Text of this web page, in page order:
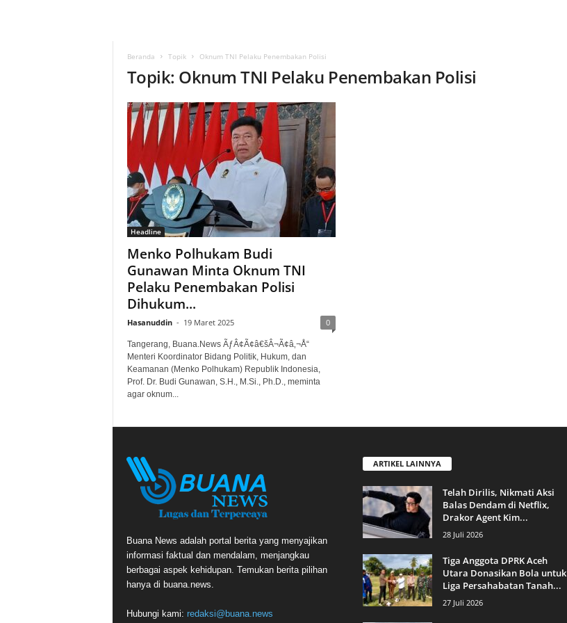
Beranda Topik Oknum TNI Pelaku Penembakan Polisi
Topik: Oknum TNI Pelaku Penembakan Polisi
Headline
Menko Polhukam Budi
Gunawan Minta Oknum TNI
Pelaku Penembakan Polisi
Dihukum...
Hasanuddin - 19 Maret 2025 0
Tangerang, Buana.News ÃƒÂ¢Ã¢â€šÂ¬Ã¢â‚¬Å“
Menteri Koordinator Bidang Politik, Hukum, dan
Keamanan (Menko Polhukam) Republik Indonesia,
Prof. Dr. Budi Gunawan, S.H., M.Si., Ph.D., meminta
agar oknum...
Buana News adalah portal berita yang menyajikan
informasi faktual dan mendalam, menjangkau
berbagai aspek kehidupan. Temukan berita pilihan
hanya di buana.news.
Hubungi kami: redaksi@buana.news
ARTIKEL LAINNYA
Telah Dirilis, Nikmati Aksi
Balas Dendam di Netflix,
Drakor Agent Kim...
28 Juli 2026
Tiga Anggota DPRK Aceh
Utara Donasikan Bola untuk
Liga Persahabatan Tanah...
27 Juli 2026